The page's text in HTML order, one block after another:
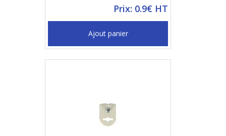
Prix: 0.9€ HT
Ajout panier